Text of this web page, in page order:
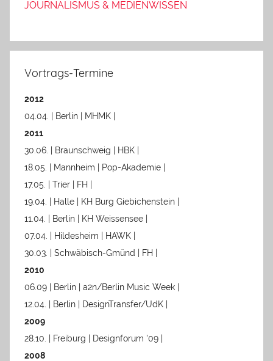
JOURNALISMUS & MEDIENWISSEN
Vortrags-Termine
2012
04.04. | Berlin | MHMK |
2011
30.06. | Braunschweig | HBK |
18.05. | Mannheim | Pop-Akademie |
17.05. | Trier | FH |
19.04. | Halle | KH Burg Giebichenstein |
11.04. | Berlin | KH Weissensee |
07.04. | Hildesheim | HAWK |
30.03. | Schwäbisch-Gmünd | FH |
2010
06.09 | Berlin | a2n/Berlin Music Week |
12.04. | Berlin | DesignTransfer/UdK |
2009
28.10. | Freiburg | Designforum '09 |
2008